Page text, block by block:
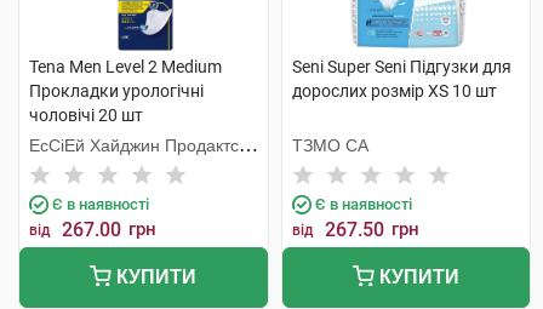
Tena Men Level 2 Medium
Прокладки урологічні
чоловічі 20 шт
ЕсСіЕй Хайджин Продактс
Хугезанд
Є в наявності
від 267.00 грн
КУПИТИ
Seni Super Seni Підгузки для
дорослих розмір XS 10 шт
ТЗМО СА
Є в наявності
від 267.50 грн
КУПИТИ